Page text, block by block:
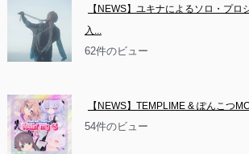
【NEWS】ユキナによるソロ・プロ
入...
62件のビュー
【NEWS】TEMPLIME & ぽんこつ
54件のビュー